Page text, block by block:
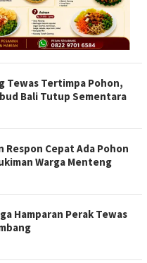
Tewas Tertimpa Pohon,
Bali Tutup Sementara
Respon Cepat Ada Pohon
Warga Menteng
Hamparan Perak Tewas